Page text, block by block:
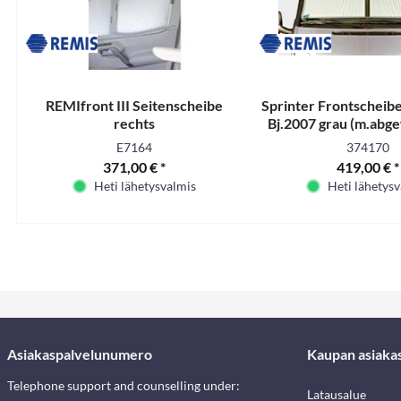
REMIfront III Seitenscheibe
rechts
E7164
371,00 € *
Heti lähetysvalmis
Sprinter
Bj.2007 grau
Spiegelfuß)
374170
419,00 € *
Heti
Asiakaspalvelunumero
Telephone support and counselling under:
Kaupan
Latausalue